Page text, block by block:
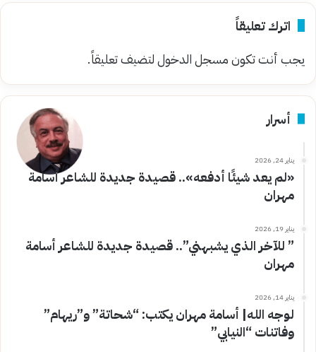
اترك تعليقاً
يجب أنت تكونمسجل الدخوللتضيف تعليقاً.
أسرار
يناير 24, 2026
«لم يعد شيئًا أدفعه».. قصيدة جديدة للشاعر أسامة
مهران
يناير 19, 2026
” للآخر الذي يشبهني”.. قصيدة جديدة للشاعر أسامة
مهران
يناير 14, 2026
لوجه الله| أسامة مهران يكتب: “شحاتة” و”ريهام”
وفاتنات “النيابي”